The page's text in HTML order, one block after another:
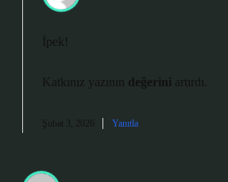
İpek!
Katkınız yazının değerini artırdı.
Şubat 3, 2026 Yanıtla